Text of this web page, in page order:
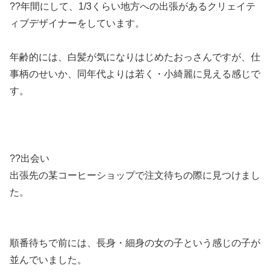
??年間にして、1/3くらい地方への出張があるクリェイテ
ィブデザイナーをしています。
年齢的には、白髪が気になりはじめたおっさんですが、仕
事柄のせいか、同年代よりは若く・小綺麗に見える感じで
す。
??出会い
出張先の某コーヒーショップで注文待ちの際に見つけまし
た。
順番待ちで前には、長身・細身の女の子という感じの子が
並んでいました。